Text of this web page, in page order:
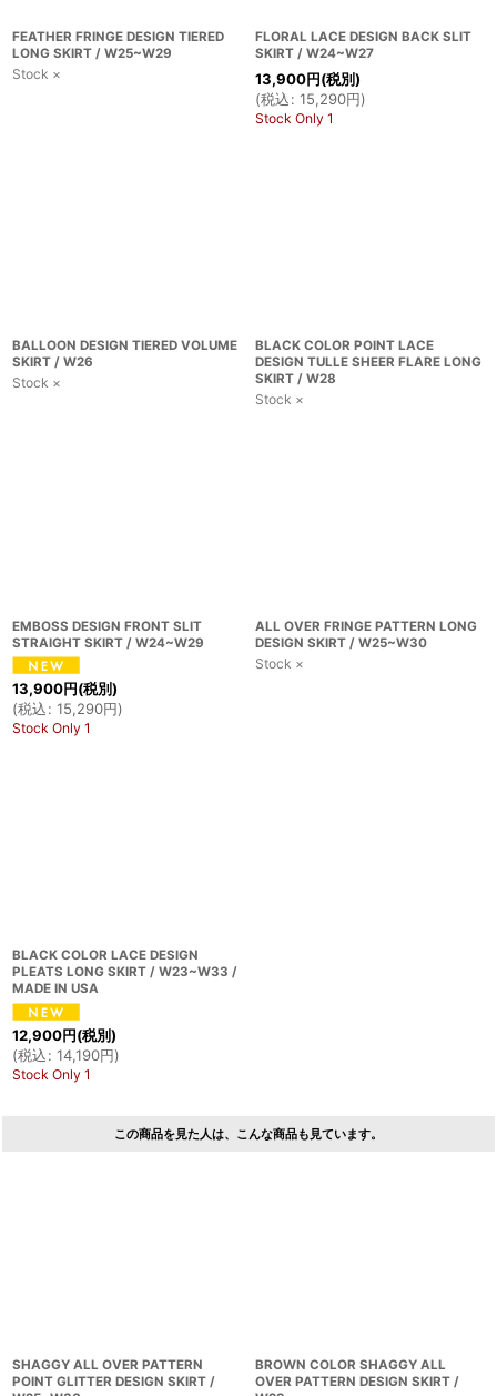
FEATHER FRINGE DESIGN TIERED
LONG SKIRT / W25~W29
Stock ×
FLORAL LACE DESIGN BACK SLIT
SKIRT / W24~W27
13,900円(税別)
(税込: 15,290円)
Stock Only 1
BALLOON DESIGN TIERED VOLUME
SKIRT / W26
Stock ×
BLACK COLOR POINT LACE
DESIGN TULLE SHEER FLARE LONG
SKIRT / W28
Stock ×
EMBOSS DESIGN FRONT SLIT
STRAIGHT SKIRT / W24~W29
13,900円(税別)
(税込: 15,290円)
Stock Only 1
ALL OVER FRINGE PATTERN LONG
DESIGN SKIRT / W25~W30
Stock ×
BLACK COLOR LACE DESIGN
PLEATS LONG SKIRT / W23~W33 /
MADE IN USA
12,900円(税別)
(税込: 14,190円)
Stock Only 1
この商品を見た人は、こんな商品も見ています。
SHAGGY ALL OVER PATTERN
POINT GLITTER DESIGN SKIRT /
BROWN COLOR SHAGGY ALL
OVER PATTERN DESIGN SKIRT /